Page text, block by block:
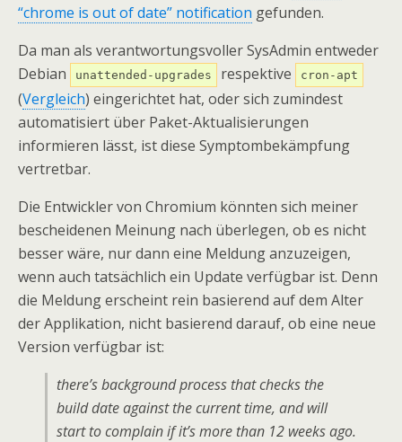
“chrome is out of date” notification gefunden.
Da man als verantwortungsvoller SysAdmin entweder
Debian
unattended-upgrades respektive cron-apt
(Vergleich) eingerichtet hat, oder sich zumindest
automatisiert über Paket-Aktualisierungen
informieren lässt, ist diese Symptombekämpfung
vertretbar.
Die Entwickler von Chromium könnten sich meiner
bescheidenen Meinung nach überlegen, ob es nicht
besser wäre, nur dann eine Meldung anzuzeigen,
wenn auch tatsächlich ein Update verfügbar ist. Denn
die Meldung erscheint rein basierend auf dem Alter
der Applikation, nicht basierend darauf, ob eine neue
Version verfügbar ist:
there’s background process that checks the
build date against the current time, and will
start to complain if it’s more than 12 weeks ago.